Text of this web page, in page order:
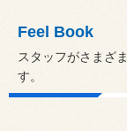
Feel Book
スタッフがさまざ
す。